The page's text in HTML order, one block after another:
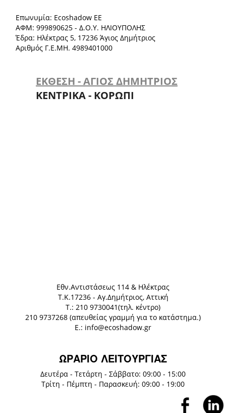
Επωνυμία: Ecoshadow ΕΕ
ΑΦΜ: 999890625 - Δ.Ο.Υ. ΗΛΙΟΥΠΟΛΗΣ
Έδρα: Ηλέκτρας 5, 17236 Άγιος Δημήτριος
Αριθμός Γ.Ε.ΜΗ. 4989401000
ΕΚΘΕΣΗ - ΑΓΙΟΣ ΔΗΜΗΤΡΙΟΣ
ΚΕΝΤΡΙΚΑ - ΚΟΡΩΠΙ
Eθν.Αντιστάσεως 114 & Ηλέκτρας
Τ.Κ.17236 - Αγ.Δημήτριος, Αττική
Τ.: 210 9730041(τηλ. κέντρο)
210 9737268 (απευθείας γραμμή για το κατάστημα.)
E.: info@ecoshadow.gr
ΩΡΑΡΙΟ ΛΕΙΤΟΥΡΓΙΑΣ
Δευτέρα - Τετάρτη - Σάββατο: 09:00 - 15:00
Τρίτη - Πέμπτη - Παρασκευή: 09:00 - 19:00